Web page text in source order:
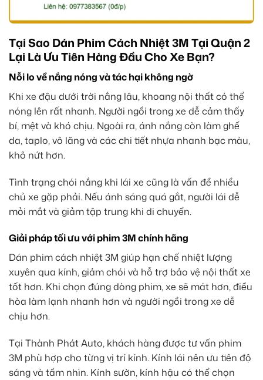
Tại Sao Dán Phim Cách Nhiệt 3M Tại Quận 2
Lại Là Ưu Tiên Hàng Đầu Cho Xe Bạn?
Nỗi lo về nắng nóng và tác hại không ngờ
Khi xe đậu dưới trời nắng lâu, khoang nội thất có thể
nóng lên rất nhanh. Người ngồi trong xe dễ cảm thấy
bí, mệt và khó chịu. Ngoài ra, ánh nắng còn làm ghế
da, taplo, vô lăng và các chi tiết nhựa nhanh bạc màu,
khô nứt hơn.
Tình trạng chói nắng khi lái xe cũng là vấn đề nhiều
chủ xe gặp phải. Nếu ánh sáng quá gắt, người lái dễ
mỏi mắt và giảm tập trung khi di chuyển.
Giải pháp tối ưu với phim 3M chính hãng
Dán phim cách nhiệt 3M giúp hạn chế nhiệt lượng
xuyên qua kính, giảm chói và hỗ trợ bảo vệ nội thất xe
tốt hơn. Khi chọn đúng dòng phim, xe sẽ mát hơn, điều
hòa làm lạnh nhanh hơn và người ngồi trong xe dễ
chịu hơn.
Tại Thành Phát Auto, khách hàng được tư vấn phim
3M phù hợp cho từng vị trí kính. Kính lái nên ưu tiên độ
sáng và tầm nhìn. Kính sườn, kính hậu có thể chọn